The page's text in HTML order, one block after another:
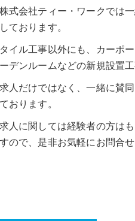
式会社ティー・ワークでは
ております。
イル工事以外にも、カーポ
デンルームなどの新規設置
人だけではなく、一緒に賛
おります。
人に関しては経験者の方は
ので、是非お気軽にお問合せ